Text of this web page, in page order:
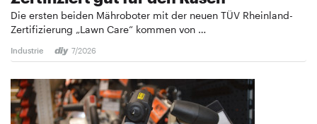
Die ersten beiden Mähroboter mit der neuen TÜV Rheinland-
Zertifizierung „Lawn Care“ kommen von …
Industrie 7/2026